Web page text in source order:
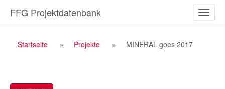
Inhalt
ein-/
FFG Projektdatenbank
Breadcrumb
Startseite Projekte MINERAL goes 2017